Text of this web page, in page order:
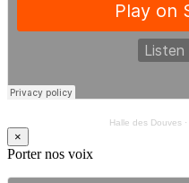
Halle des Douves·
×
Porter nos voix